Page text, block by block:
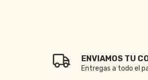
ENVIAMOS TU
Entregas a todo el